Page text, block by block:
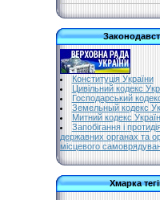
Конституція України
Цивільний кодекс
Господарський
Земельный кодекс
Митний кодекс
Запобігання і
державних органах та
місцевого
Хмарка